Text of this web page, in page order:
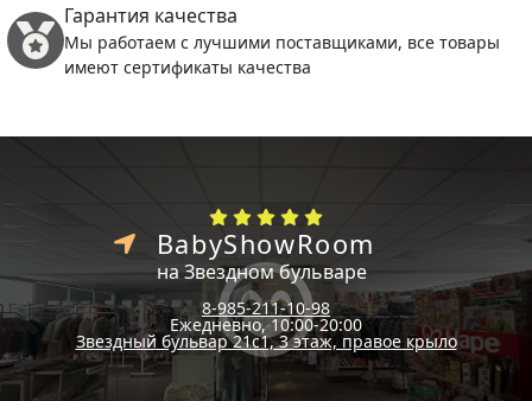
Гарантия качества
Мы работаем с лучшими поставщиками, все товары
имеют сертификаты качества
BabyShowRoom
на Звездном бульваре
8-985-211-10-98
Ежедневно, 10:00-20:00
Звездный бульвар 21с1, 3 этаж, правое крыло